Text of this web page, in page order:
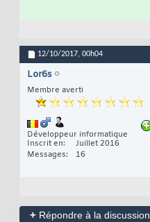
12/10/2017, 00h04
Lor6s
Membre averti
Développeur informatique
Inscrit en
Juillet 2016
Messages
16
+ Répondre à la discussion